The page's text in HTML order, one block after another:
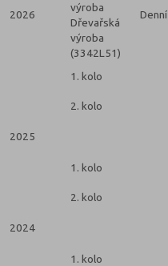
2026
výroba
Dřevařská
výroba
(3342L51)
Denní
1. kolo
2. kolo
2025
1. kolo
2. kolo
2024
1. kolo